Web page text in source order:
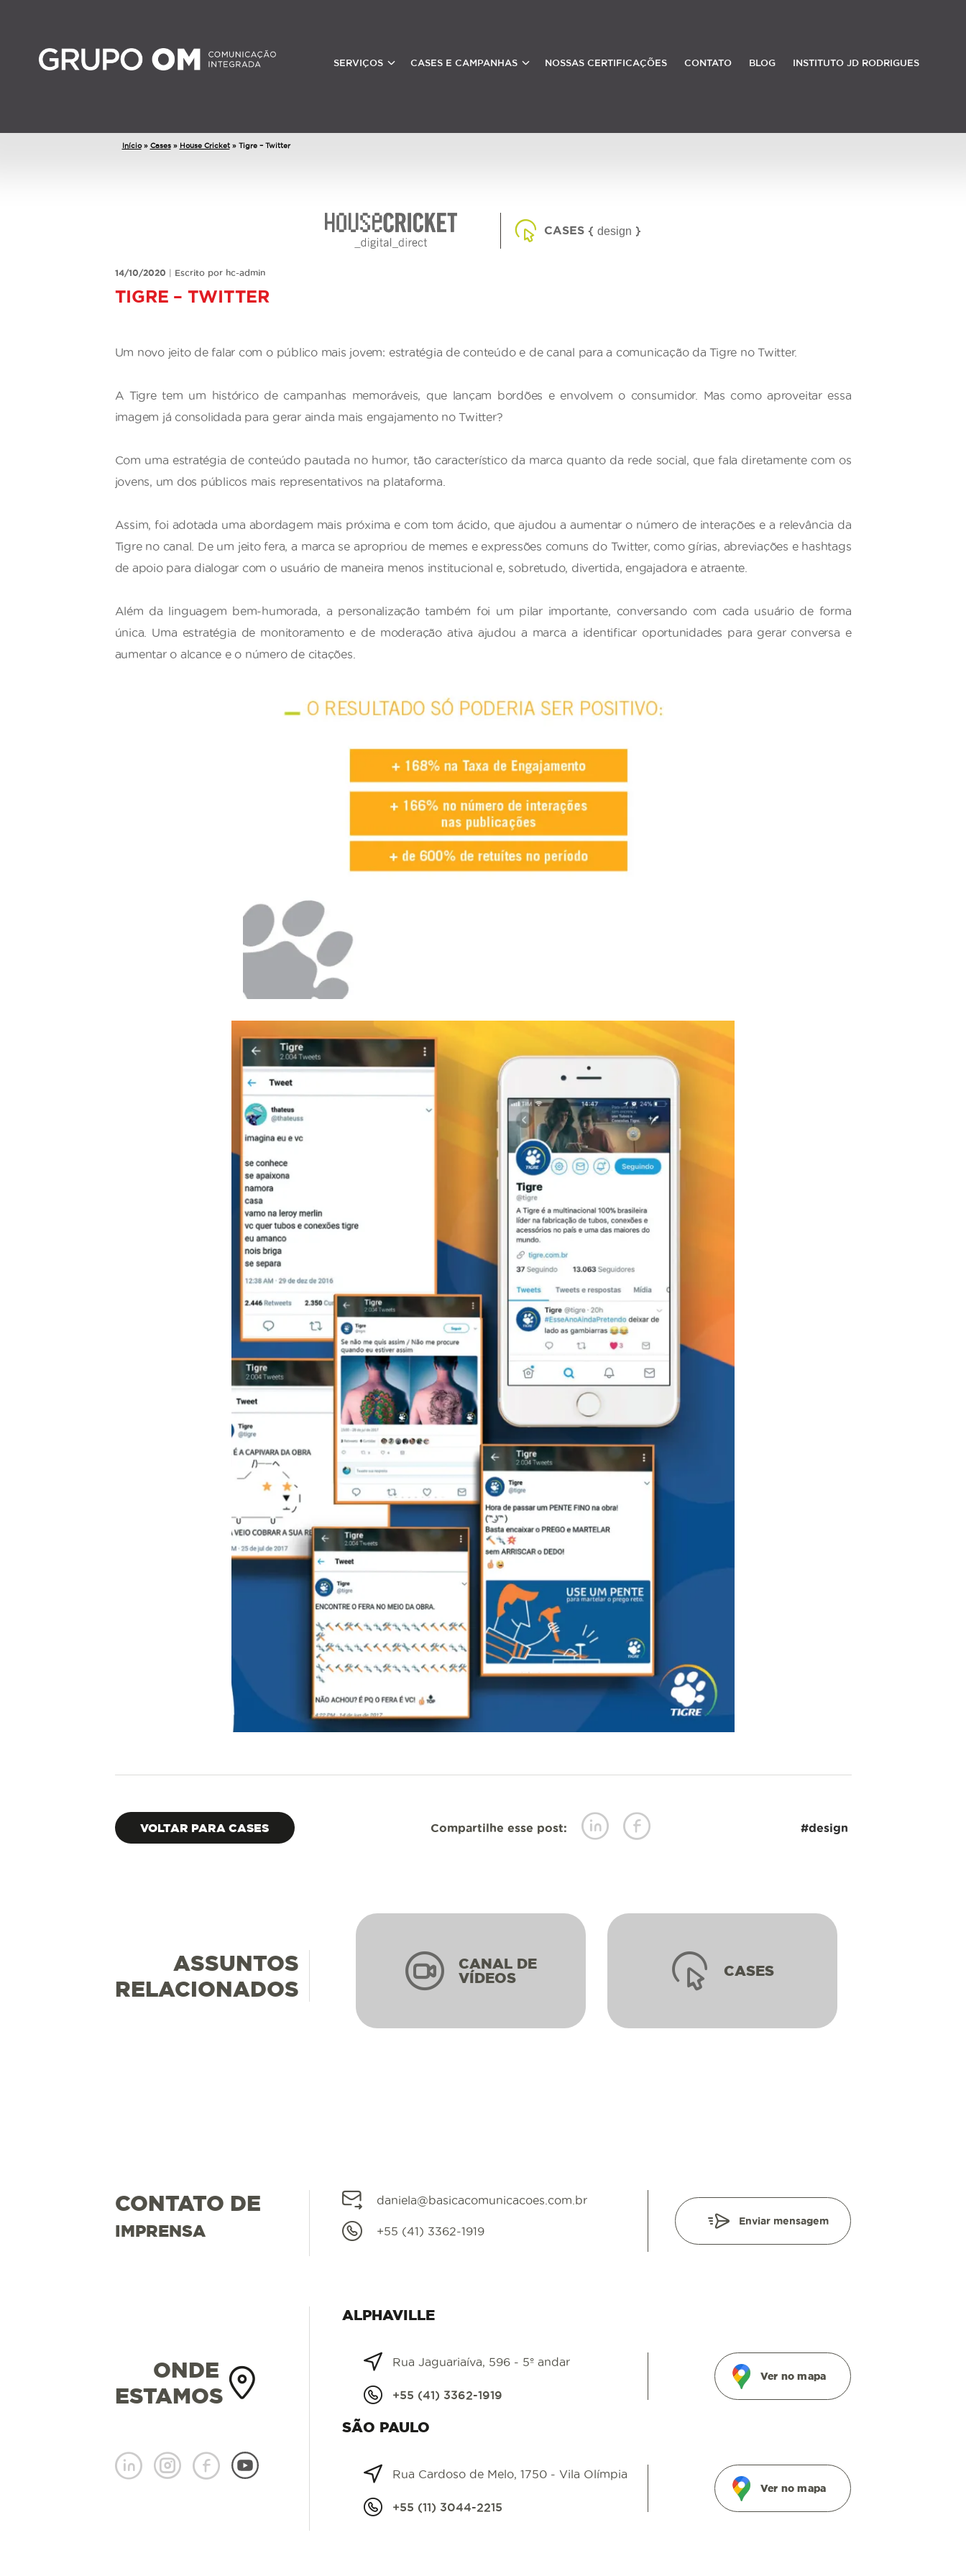
SERVIÇOS CASES E CAMPANHAS NOSSAS CERTIFICAÇÕES CONTATO BLOG INSTITUTO JD RODRIGUES
Início» Cases» House Cricket» Tigre – Twitter
CASES design
14/10/2020 | Escrito por hc-admin
TIGRE – TWITTER
Um novo jeito de falar com o público mais jovem: estratégia de conteúdo e de canal para a comunicação da Tigre no Twitter.
A Tigre tem um histórico de campanhas memoráveis, que lançam bordões e envolvem o consumidor. Mas como aproveitar essa
imagem já consolidada para gerar ainda mais engajamento no Twitter?
Com uma estratégia de conteúdo pautada no humor, tão característico da marca quanto da rede social, que fala diretamente com os
jovens, um dos públicos mais representativos na plataforma.
Assim, foi adotada uma abordagem mais próxima e com tom ácido, que ajudou a aumentar o número de interações e a relevância da
Tigre no canal. De um jeito fera, a marca se apropriou de memes e expressões comuns do Twitter, como gírias, abreviações e hashtags
de apoio para dialogar com o usuário de maneira menos institucional e, sobretudo, divertida, engajadora e atraente.
Além da linguagem bem-humorada, a personalização também foi um pilar importante, conversando com cada usuário de forma
única. Uma estratégia de monitoramento e de moderação ativa ajudou a marca a identificar oportunidades para gerar conversa e
aumentar o alcance e o número de citações.
VOLTAR PARA CASES Compartilhe esse post: #design
ASSUNTOS
RELACIONADOS
CANAL DE
VÍDEOS
CASES
CONTATO DE
IMPRENSA
daniela@basicacomunicacoes.com.br
+55 (41) 3362-1919
Enviar mensagem
ONDE
ESTAMOS
ALPHAVILLE
Rua Jaguariaíva, 596 - 5º andar
+55 (41) 3362-1919
Ver no mapa
SÃO PAULO
Rua Cardoso de Melo, 1750 - Vila Olímpia
+55 (11) 3044-2215
Ver no mapa